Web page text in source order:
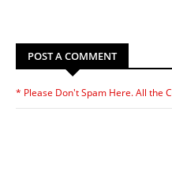
POST A COMMENT
* Please Don't Spam Here. All the